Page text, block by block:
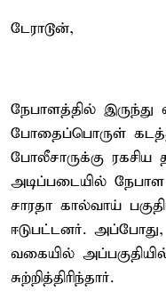
டேராடூன்,
நேபாளத்தில்
போதைப்பொருள்
போலீசாருக்கு
அடிப்படையில்
சாரதா கால்வாய்
ஈடுபட்டனர்.
வகையில்
சுற்றித்திரிந்தார்.